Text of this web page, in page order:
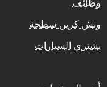
وظائف
ونش كرين سطحة
يشتري السيارات